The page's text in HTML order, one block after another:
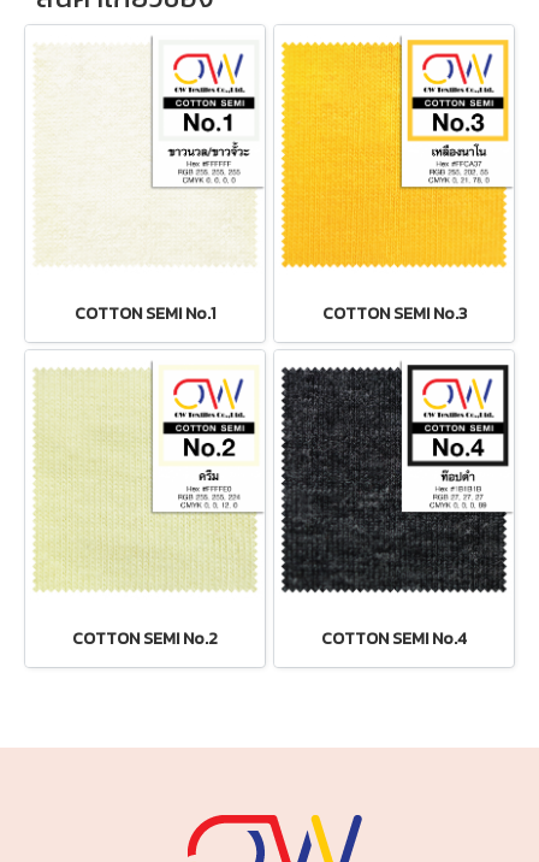
COTTON SEMI No.1 COTTON SEMI No.3
COTTON SEMI No.2 COTTON SEMI No.4